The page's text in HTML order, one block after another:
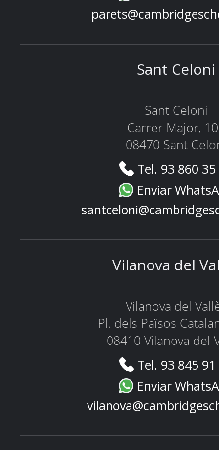
Sant Celoni
Sant Celoni
Carrer Major,
08470 Sant
Tel. 93 860
Enviar
Vilanova del
Vilanova del
Pl. dels Països
08410 Vilanova del
Tel. 93 845
Enviar